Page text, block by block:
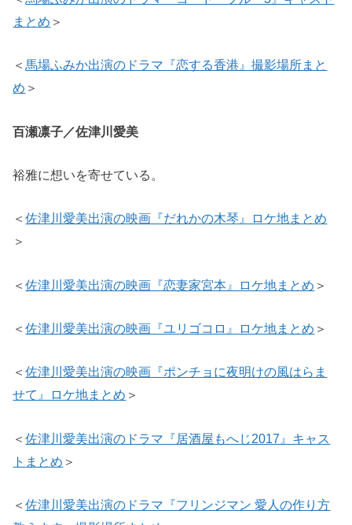
まとめ ＞
＜ 馬場ふみか出演のドラマ『恋する香港』撮影場所まと
め ＞
百瀬凛子／佐津川愛美
裕雅に想いを寄せている。
＜佐津川愛美出演の映画『だれかの木琴』ロケ地まとめ
＞
＜佐津川愛美出演の映画『恋妻家宮本』ロケ地まとめ ＞
＜佐津川愛美出演の映画『ユリゴコロ』ロケ地まとめ ＞
＜佐津川愛美出演の映画『ポンチョに夜明けの風はらま
せて』ロケ地まとめ ＞
＜佐津川愛美出演のドラマ『居酒屋もへじ2017』キャス
トまとめ ＞
＜佐津川愛美出演のドラマ『フリンジマン 愛人の作り方